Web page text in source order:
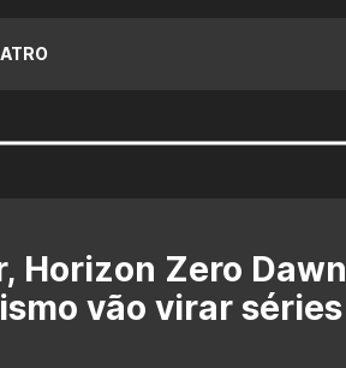
Horizon Zero Dawn
vão virar séries